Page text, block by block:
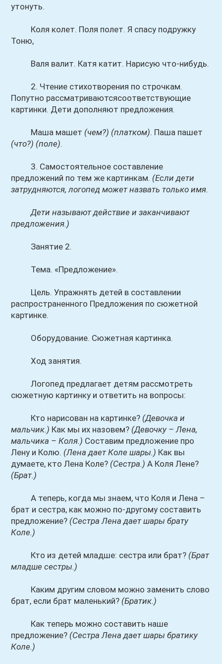
утонуть.
Коля колет. Поля полет. Я спасу подружку
Тоню,
Валя валит. Катя катит. Нарисую что-нибудь.
2. Чтение стихотворения по строчкам.
Попутно рассматриваютсясоответствующие
картинки. Дети дополняют предложения.
Маша машет (чем?) (платком). Паша пашет
(что?) (поле).
3. Самостоятельное составление
предложений по тем же картинкам. (Если дети
затрудняются, логопед может назвать только имя.
Дети называют действие и заканчивают
предложения.)
Занятие 2.
Тема. «Предложение».
Цель. Упражнять детей в составлении
распространенного Предложения по сюжетной
картинке.
Оборудование. Сюжетная картинка.
Ход занятия.
Логопед предлагает детям рассмотреть
сюжетную картинку и ответить на вопросы:
Кто нарисован на картинке? (Девочка и
мальчик.) Как мы их назовем? (Девочку – Лена,
мальчика – Коля.) Составим предложение про
Лену и Колю. (Лена дает Коле шары.) Как вы
думаете, кто Лена Коле? (Сестра.) А Коля Лене?
(Брат.)
А теперь, когда мы знаем, что Коля и Лена –
брат и сестра, как можно по-другому составить
предложение? (Сестра Лена дает шары брату
Коле.)
Кто из детей младше: сестра или брат? (Брат
младше сестры.)
Каким другим словом можно заменить слово
брат, если брат маленький? (Братик.)
Как теперь можно составить наше
предложение? (Сестра Лена дает шары братику
Коле.)